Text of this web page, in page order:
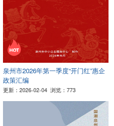
泉州市2026年第一季度“开门红”惠企
政策汇编
更新：2026-02-04 浏览：773